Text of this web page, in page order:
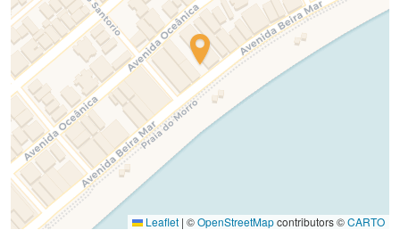
Leaflet | ©OpenStreetMapcontributors ©CARTO